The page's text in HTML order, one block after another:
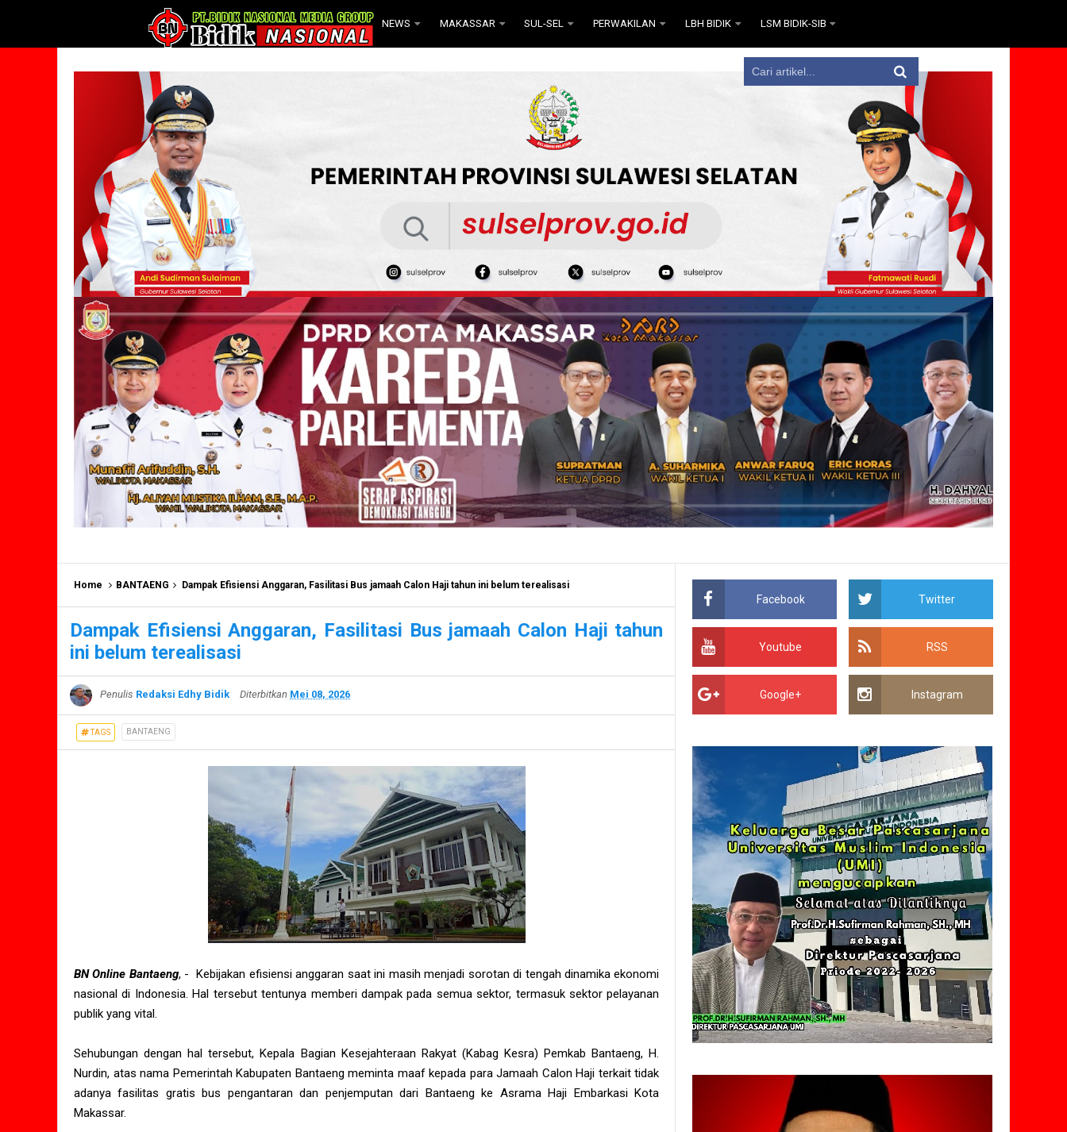
NEWS MAKASSAR SUL-SEL PERWAKILAN LBH BIDIK LSM BIDIK-SIB
Home BANTAENG Dampak Efisiensi Anggaran, Fasilitasi Bus jamaah Calon Haji tahun ini belum terealisasi
Dampak Efisiensi Anggaran, Fasilitasi Bus jamaah Calon Haji tahun
ini belum terealisasi
Penulis Redaksi Edhy Bidik Diterbitkan Mei 08, 2026
TAGS BANTAENG
BN Online Bantaeng, - Kebijakan efisiensi anggaran saat ini masih menjadi sorotan di tengah dinamika ekonomi
nasional di Indonesia. Hal tersebut tentunya memberi dampak pada semua sektor, termasuk sektor pelayanan
publik yang vital.
Sehubungan dengan hal tersebut, Kepala Bagian Kesejahteraan Rakyat (Kabag Kesra) Pemkab Bantaeng, H.
Nurdin, atas nama Pemerintah Kabupaten Bantaeng meminta maaf kepada para Jamaah Calon Haji terkait tidak
adanya fasilitas gratis bus pengantaran dan penjemputan dari Bantaeng ke Asrama Haji Embarkasi Kota
Makassar.
Facebook Twitter
Youtube RSS
Google+ Instagram